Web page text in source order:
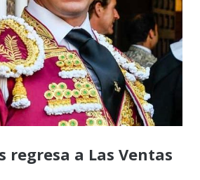
regresa a Las Ventas